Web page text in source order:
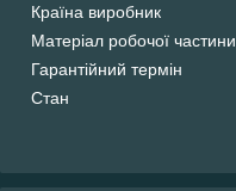
Країна виробник
Матеріал робочої частини
Гарантійний термін
Стан